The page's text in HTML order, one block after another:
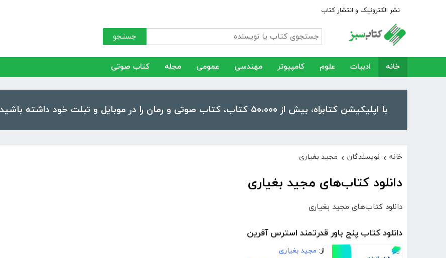
نشر الکترونیک و انتشار کتاب
جستجو
خانه ادبیات علوم کامپیوتر مهندسی عمومی مجله کتاب صوتی
با اپلیکیشن کتابراه، بیش از ۵۰،۰۰۰ کتاب، کتاب صوتی و رمان را در موبایل و تبلت خود داشته باشید!
خانه › نویسندگان › مجید بغیاری
دانلود کتاب‌های مجید بغیاری
دانلود کتاب‌های مجید بغیاری
دانلود کتاب پنج باور قدرتمند استرس آفرین
از: مجید بغیاری